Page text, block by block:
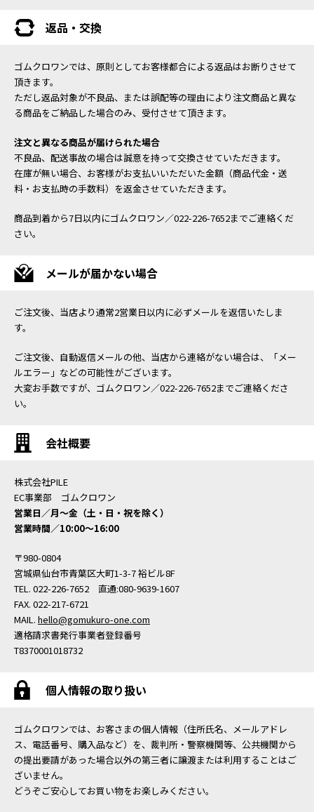
返品・交換
ゴムクロワンでは、原則としてお客様都合による返品はお断りさせて
頂きます。
ただし返品対象が不良品、または誤配等の理由により注文商品と異な
る商品をご納品した場合のみ、受付させて頂きます。
注文と異なる商品が届けられた場合
不良品、配送事故の場合は誠意を持って交換させていただきます。
在庫が無い場合、お客様がお支払いいただいた金額（商品代金・送
料・お支払時の手数料）を返金させていただきます。
商品到着から7日以内にゴムクロワン／022-226-7652までご連絡くだ
さい。
メールが届かない場合
ご注文後、当店より通常2営業日以内に必ずメールを返信いたしま
す。
ご注文後、自動返信メールの他、当店から連絡がない場合は、「メー
ルエラー」などの可能性がございます。
大変お手数ですが、ゴムクロワン／022-226-7652までご連絡くださ
い。
会社概要
株式会社PILE
EC事業部 ゴムクロワン
営業日／月〜金（土・日・祝を除く）
営業時間／10:00〜16:00
〒980-0804
宮城県仙台市青葉区大町1-3-7 裕ビル8F
TEL. 022-226-7652 直通:080-9639-1607
FAX. 022-217-6721
MAIL. hello@gomukuro-one.com
適格請求書発行事業者登録番号
T8370001018732
個人情報の取り扱い
ゴムクロワンでは、お客さまの個人情報（住所氏名、メールアドレ
ス、電話番号、購入品など）を、裁判所・警察機関等、公共機関から
の提出要請があった場合以外の第三者に譲渡または利用することはご
ざいません。
どうぞご安心してお買い物をお楽しみください。